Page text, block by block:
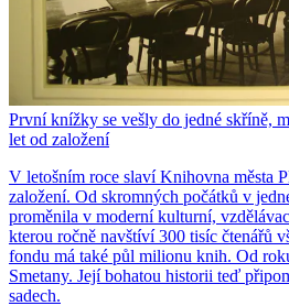
První knížky se vešly do jedné skříně,
let od založení
V letošním roce slaví Knihovna města
založení. Od skromných počátků v
proměnila v moderní kulturní,
kterou ročně navštíví 300 tisíc čtenářů
fondu má také půl milionu knih. Od
Smetany. Její bohatou historii teď
sadech.